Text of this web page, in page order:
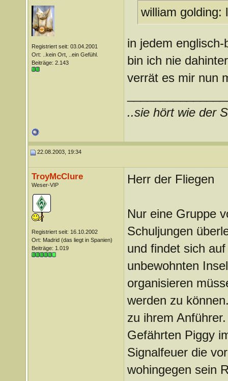
Registriert seit: 03.04.2001
Ort: ..kein Ort, ..ein Gefühl.
Beiträge: 2.143
william golding:
in jedem
bin ich nie
verrät es mir nun
..sie hört wie der
22.08.2003, 19:34
TroyMcClure
Weser-VIP
Registriert seit: 16.10.2002
Ort: Madrid (das liegt in Spanien)
Beiträge: 1.019
Herr der Fliegen
Nur eine Gruppe
Schuljungen
und findet sich
unbewohnten
organisieren
werden zu
zu ihrem
Gefährten Piggy
Signalfeuer die
wohingegen sein